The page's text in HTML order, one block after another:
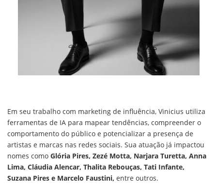
Em seu trabalho com marketing de influência, Vinicius utiliza
ferramentas de IA para mapear tendências, compreender o
comportamento do público e potencializar a presença de
artistas e marcas nas redes sociais. Sua atuação já impactou
nomes como Glória Pires, Zezé Motta, Narjara Turetta, Anna
Lima, Cláudia Alencar, Thalita Rebouças, Tati Infante,
Suzana Pires e Marcelo Faustini, entre outros.